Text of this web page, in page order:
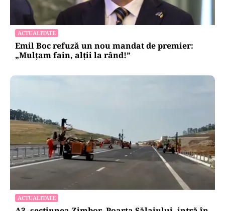
ACTUALITATE
Emil Boc refuză un nou mandat de premier:
„Mulțam fain, alții la rând!”
ACTUALITATE